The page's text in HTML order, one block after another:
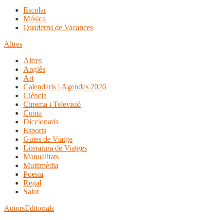
Escolar
Música
Quaderns de Vacances
Altres
Altres
Anglès
Art
Calendaris i Agendes 2026
Ciència
Cinema i Televisió
Cuina
Diccionaris
Esports
Guies de Viatge
Literatura de Viatges
Manualitats
Multimèdia
Poesia
Regal
Salut
AutorsEditorials